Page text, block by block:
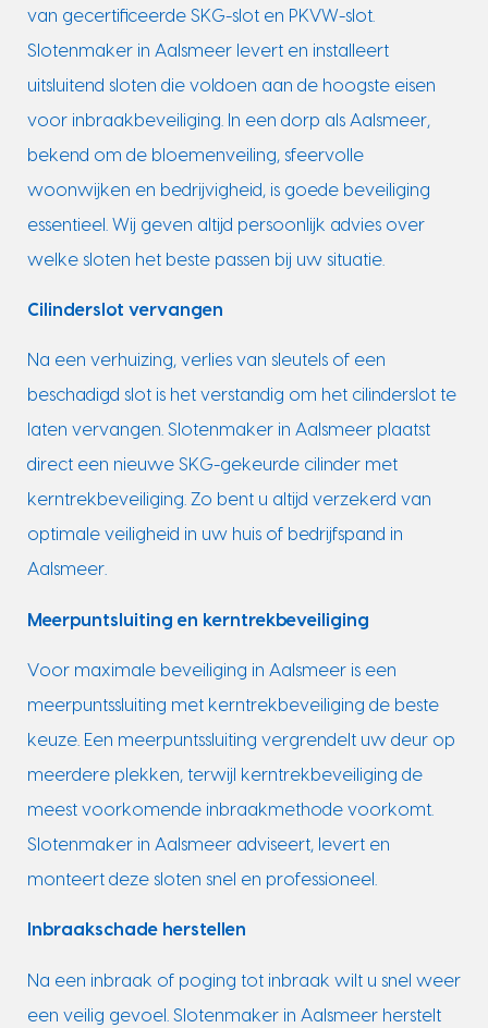
van gecertificeerde SKG-slot en PKVW-slot.
Slotenmaker in Aalsmeer levert en installeert
uitsluitend sloten die voldoen aan de hoogste eisen
voor inbraakbeveiliging. In een dorp als Aalsmeer,
bekend om de bloemenveiling, sfeervolle
woonwijken en bedrijvigheid, is goede beveiliging
essentieel. Wij geven altijd persoonlijk advies over
welke sloten het beste passen bij uw situatie.
Cilinderslot vervangen
Na een verhuizing, verlies van sleutels of een
beschadigd slot is het verstandig om het cilinderslot te
laten vervangen. Slotenmaker in Aalsmeer plaatst
direct een nieuwe SKG-gekeurde cilinder met
kerntrekbeveiliging. Zo bent u altijd verzekerd van
optimale veiligheid in uw huis of bedrijfspand in
Aalsmeer.
Meerpuntsluiting en kerntrekbeveiliging
Voor maximale beveiliging in Aalsmeer is een
meerpuntssluiting met kerntrekbeveiliging de beste
keuze. Een meerpuntssluiting vergrendelt uw deur op
meerdere plekken, terwijl kerntrekbeveiliging de
meest voorkomende inbraakmethode voorkomt.
Slotenmaker in Aalsmeer adviseert, levert en
monteert deze sloten snel en professioneel.
Inbraakschade herstellen
Na een inbraak of poging tot inbraak wilt u snel weer
een veilig gevoel. Slotenmaker in Aalsmeer herstelt